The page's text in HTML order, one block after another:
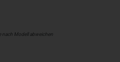
nach Modell abweichen